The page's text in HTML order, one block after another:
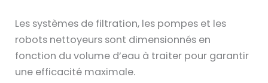
Les systèmes de filtration, les pompes et les
robots nettoyeurs sont dimensionnés en
fonction du volume d’eau à traiter pour garantir
une efficacité maximale.